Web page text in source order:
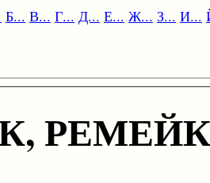
Б... В... Г... Д... Е... Ж... З... И...
РЕМЕЙК